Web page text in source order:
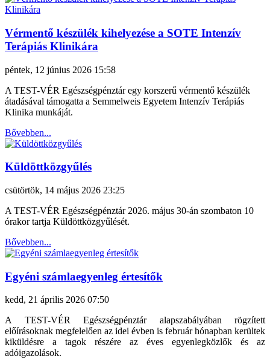
Vérmentő készülék kihelyezése a SOTE Intenzív
Terápiás Klinikára
péntek, 12 június 2026 15:58
A TEST-VÉR Egészségpénztár egy korszerű vérmentő készülék
átadásával támogatta a Semmelweis Egyetem Intenzív Terápiás
Klinika munkáját.
Bővebben...
Küldöttközgyűlés
csütörtök, 14 május 2026 23:25
A TEST-VÉR Egészségpénztár 2026. május 30-án szombaton 10
órakor tartja Küldöttközgyűlését.
Bővebben...
Egyéni számlaegyenleg értesítők
kedd, 21 április 2026 07:50
A TEST-VÉR Egészségpénztár alapszabályában rögzített
előírásoknak megfelelően az idei évben is február hónapban kerültek
kiküldésre a tagok részére az éves egyenlegközlők és az
adóigazolások.